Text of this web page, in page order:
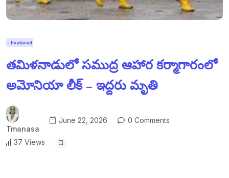
- Featured
తమిళనాడులో సముద్ర ఆహార కర్మాగారంలో
అమోనియా లీక్ – ఇద్దరు మృతి
Tmanasa
June 22, 2026 0 Comments
37 Views